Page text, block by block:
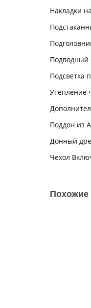
Накладки
Подводный
Подсветка
Утепление
Поддон из
Донный
Чехол
Похожие